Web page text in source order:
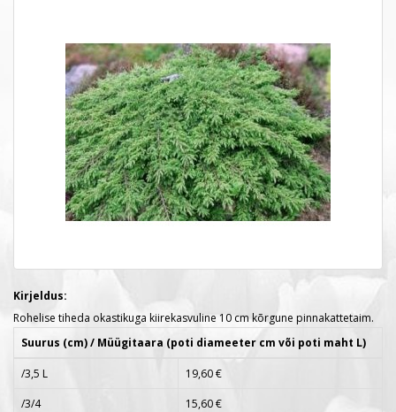
Kirjeldus:
Rohelise tiheda okastikuga kiirekasvuline 10 cm kõrgune pinnakattetaim.
Suurus (cm) / Müügitaara (poti diameeter cm või poti maht L)
/3,5 L
19,60 €
/3/4
15,60 €